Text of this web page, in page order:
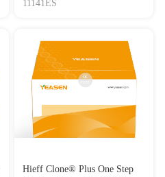
11141ES
Hieff Clone® Plus One Step